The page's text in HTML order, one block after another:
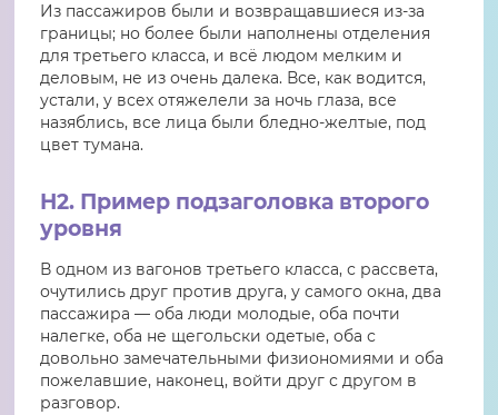
Из пассажиров были и возвращавшиеся из-за
границы; но более были наполнены отделения
для третьего класса, и всё людом мелким и
деловым, не из очень далека. Все, как водится,
устали, у всех отяжелели за ночь глаза, все
назяблись, все лица были бледно-желтые, под
цвет тумана.
H2. Пример подзаголовка второго
уровня
В одном из вагонов третьего класса, с рассвета,
очутились друг против друга, у самого окна, два
пассажира — оба люди молодые, оба почти
налегке, оба не щегольски одетые, оба с
довольно замечательными физиономиями и оба
пожелавшие, наконец, войти друг с другом в
разговор.